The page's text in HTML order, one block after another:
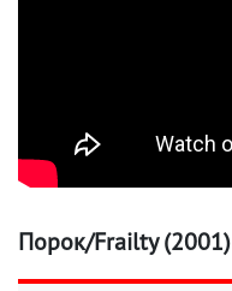
Порок/Frailty (2001)